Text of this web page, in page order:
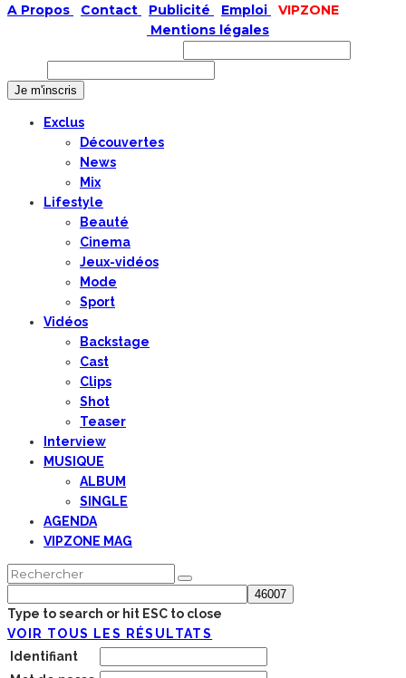
A Propos Contact Publicité Emploi
VIPZONE
Mentions légales
Exclus
Découvertes
News
Mix
Lifestyle
Beauté
Cinema
Jeux-vidéos
Mode
Sport
Vidéos
Backstage
Cast
Clips
Shot
Teaser
Interview
MUSIQUE
ALBUM
SINGLE
AGENDA
VIPZONE MAG
Type to search or hit ESC to close
VOIR TOUS LES RÉSULTATS
Identifiant